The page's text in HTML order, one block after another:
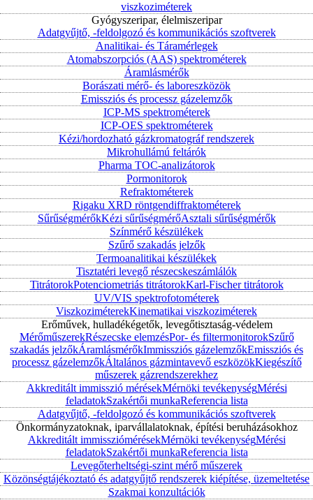
viszkoziméterek
Gyógyszeripar, élelmiszeripar
Adatgyűjtő, -feldolgozó és kommunikációs szoftverek
Analitikai- és Táramérlegek
Atomabszorpciós (AAS) spektrométerek
Áramlásmérők
Borászati mérő- és laboreszközök
Emissziós és processz gázelemzők
ICP-MS spektrométerek
ICP-OES spektrométerek
Kézi/hordozható gázkromatográf rendszerek
Mikrohullámú feltárók
Pharma TOC-analizátorok
Pormonitorok
Refraktométerek
Rigaku XRD röntgendiffraktométerek
SűrűségmérőkKézi sűrűségmérőAsztali sűrűségmérők
Színmérő készülékek
Szűrő szakadás jelzők
Termoanalitikai készülékek
Tisztatéri levegő részecskeszámlálók
TitrátorokPotenciometriás titrátorokKarl-Fischer titrátorok
UV/VIS spektrofotométerek
ViszkoziméterekKinematikai viszkoziméterek
Erőművek, hulladékégetők, levegőtisztaság-védelem
MérőműszerekRészecske elemzésPor- és filtermonitorokSzűrő
szakadás jelzőkÁramlásmérőkImmissziós gázelemzőkEmissziós és
processz gázelemzőkÁltalános gázmintavevő eszközökKiegészítő
műszerek gázrendszerekhez
Akkreditált immisszió mérésekMérnöki tevékenységMérési
feladatokSzakértői munkaReferencia lista
Adatgyűjtő, -feldolgozó és kommunikációs szoftverek
Önkormányzatoknak, iparvállalatoknak, építési beruházásokhoz
Akkreditált immissziómérésekMérnöki tevékenységMérési
feladatokSzakértői munkaReferencia lista
Levegőterheltségi-szint mérő műszerek
Közönségtájékoztató és adatgyűjtő rendszerek kiépítése, üzemeltetése
Szakmai konzultációk